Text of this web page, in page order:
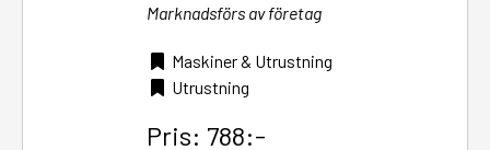
Marknadsförs av företag
Maskiner & Utrustning
Utrustning
Pris: 788:-